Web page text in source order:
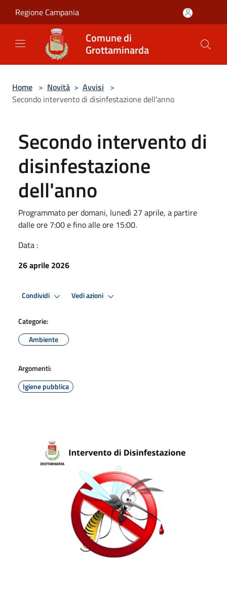
Regione Campania
Comune di
Grottaminarda
Home > Novità > Avvisi >
Secondo intervento di disinfestazione dell'anno
Secondo intervento di
disinfestazione
dell'anno
Programmato per domani, lunedì 27 aprile, a partire
dalle ore 7:00 e fino alle ore 15:00.
Data :
26 aprile 2026
Condividi Vedi azioni
Categorie:
Ambiente
Argomenti:
Igiene pubblica